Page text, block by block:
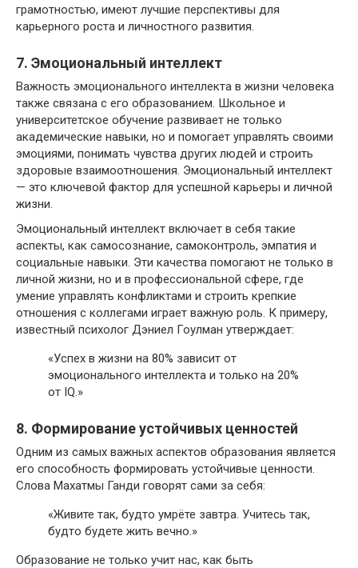
грамотностью, имеют лучшие перспективы для
карьерного роста и личностного развития.
7. Эмоциональный интеллект
Важность эмоционального интеллекта в жизни человека
также связана с его образованием. Школьное и
университетское обучение развивает не только
академические навыки, но и помогает управлять своими
эмоциями, понимать чувства других людей и строить
здоровые взаимоотношения. Эмоциональный интеллект
— это ключевой фактор для успешной карьеры и личной
жизни.
Эмоциональный интеллект включает в себя такие
аспекты, как самосознание, самоконтроль, эмпатия и
социальные навыки. Эти качества помогают не только в
личной жизни, но и в профессиональной сфере, где
умение управлять конфликтами и строить крепкие
отношения с коллегами играет важную роль. К примеру,
известный психолог Дэниел Гоулман утверждает:
«Успех в жизни на 80% зависит от
эмоционального интеллекта и только на 20%
от IQ.»
8. Формирование устойчивых ценностей
Одним из самых важных аспектов образования является
его способность формировать устойчивые ценности.
Слова Махатмы Ганди говорят сами за себя:
«Живите так, будто умрёте завтра. Учитесь так,
будто будете жить вечно.»
Образование не только учит нас, как быть